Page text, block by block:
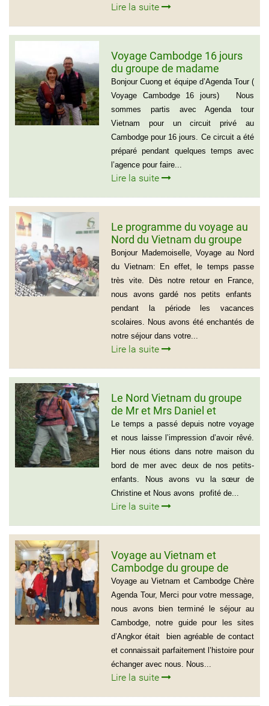
Lire la suite
Voyage Cambodge 16 jours
du groupe de madame
Danielle et Monsieur Jean
Luc 0033 – 06 88 20 18 95
Bonjour Cuong et équipe d’Agenda Tour (
Voyage Cambodge 16 jours) Nous
sommes partis avec Agenda tour
Vietnam pour un circuit privé au
Cambodge pour 16 jours. Ce circuit a été
préparé pendant quelques temps avec
l’agence pour faire...
Lire la suite
Le programme du voyage au
Nord du Vietnam du groupe
de Madame Jacqueline
MONTAGNE
Bonjour Mademoiselle, Voyage au Nord
du Vietnam: En effet, le temps passe
très vite. Dès notre retour en France,
nous avons gardé nos petits enfants
pendant la période les vacances
scolaires. Nous avons été enchantés de
notre séjour dans votre...
Lire la suite
Le Nord Vietnam du groupe
de Mr et Mrs Daniel et
Christine
Le temps a passé depuis notre voyage
et nous laisse l’impression d’avoir rêvé.
Hier nous étions dans notre maison du
bord de mer avec deux de nos petits-
enfants. Nous avons vu la sœur de
Christine et Nous avons profité de...
Lire la suite
Voyage au Vietnam et
Cambodge du groupe de
madame Josette et Michel
GUILLON ( 6 personnes) 37
jours
Voyage au Vietnam et Cambodge Chère
Agenda Tour, Merci pour votre message,
nous avons bien terminé le séjour au
Cambodge, notre guide pour les sites
d’Angkor était bien agréable de contact
et connaissait parfaitement l’histoire pour
échanger avec nous. Nous...
Lire la suite